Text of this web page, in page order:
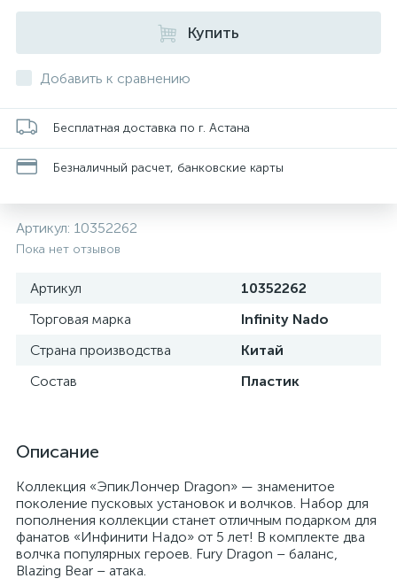
Купить
Добавить к сравнению
Бесплатная доставка по г. Астана
Безналичный расчет, банковские карты
Артикул: 10352262
Пока нет отзывов
Артикул
10352262
Торговая марка
Infinity Nado
Страна производства
Китай
Состав
Пластик
Описание
Коллекция «ЭпикЛончер Dragon» — знаменитое
поколение пусковых установок и волчков. Набор для
пополнения коллекции станет отличным подарком для
фанатов «Инфинити Надо» от 5 лет! В комплекте два
волчка популярных героев. Fury Dragon – баланс,
Blazing Bear – атака.